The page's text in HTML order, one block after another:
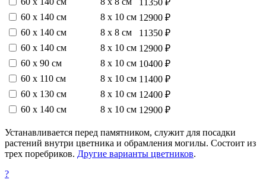
11350 ₽
60 х 140 см
8 х 10 см 12900 ₽
60 х 140 см
8 х 8 см
11350 ₽
60 х 140 см
8 х 10 см 12900 ₽
60 х 90 см
8 х 10 см 10400 ₽
60 х 110 см
8 х 10 см 11400 ₽
60 х 130 см
8 х 10 см 12400 ₽
60 х 140 см
8 х 10 см 12900 ₽
Устанавливается перед памятником, служит для посадки
растений внутри цветника и обрамления могилы. Состоит из
трех поребриков. Другие варианты цветников.
?